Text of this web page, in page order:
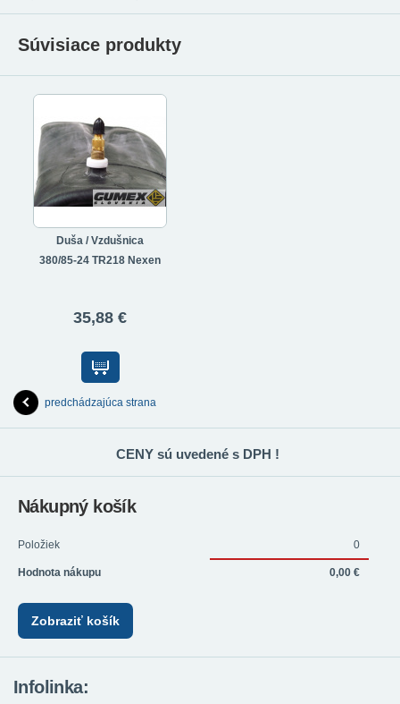
Súvisiace produkty
Duša / Vzdušnica
380/85-24 TR218 Nexen
35,88 €
predchádzajúca strana
CENY sú uvedené s DPH !
Nákupný košík
Položiek 0
Hodnota nákupu 0,00 €
Zobraziť košík
Infolinka: